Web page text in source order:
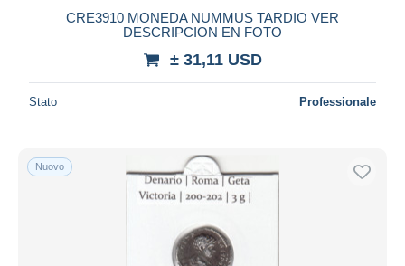
CRE3910 MONEDA NUMMUS TARDIO VER
DESCRIPCION EN FOTO
± 31,11 USD
Stato Professionale
Nuovo